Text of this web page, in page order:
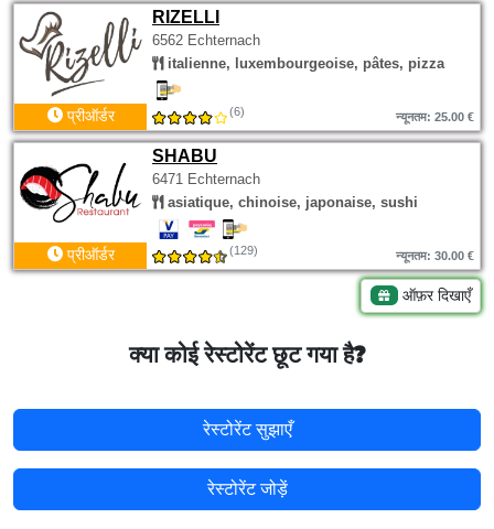
RIZELLI
6562 Echternach
italienne, luxembourgeoise, pâtes, pizza
प्रीऑर्डर (6) न्यूनतम: 25.00 €
SHABU
6471 Echternach
asiatique, chinoise, japonaise, sushi
प्रीऑर्डर (129) न्यूनतम: 30.00 €
ऑफ़र दिखाएँ
क्या कोई रेस्टोरेंट छूट गया है?
रेस्टोरेंट सुझाएँ
रेस्टोरेंट जोड़ें